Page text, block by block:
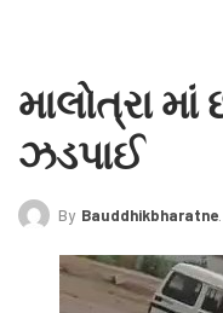
માલોત્રા
ઝડપાઈ
By Bauddhikbharatnews@gmail.com